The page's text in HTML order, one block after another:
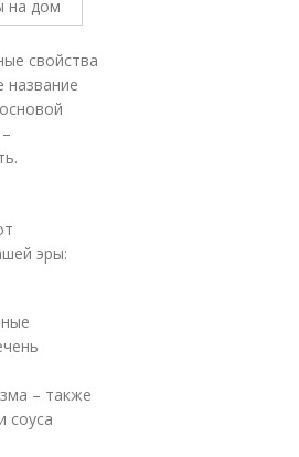
свойства
название
эры:
– также
соуса